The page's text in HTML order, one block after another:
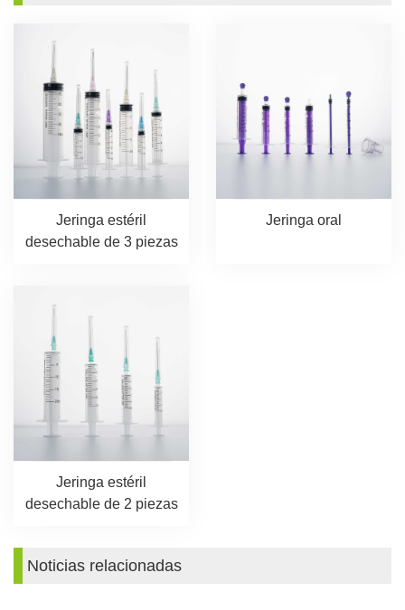
Jeringa estéril
desechable de 3 piezas
Jeringa oral
Jeringa estéril
desechable de 2 piezas
Noticias relacionadas